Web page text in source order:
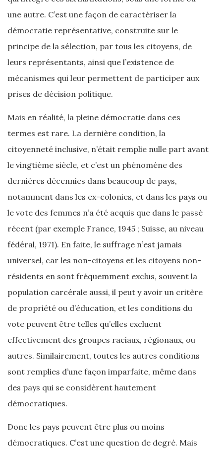
une autre. C’est une façon de caractériser la
démocratie représentative, construite sur le
principe de la sélection, par tous les citoyens, de
leurs représentants, ainsi que l’existence de
mécanismes qui leur permettent de participer aux
prises de décision politique.
Mais en réalité, la pleine démocratie dans ces
termes est rare. La dernière condition, la
citoyenneté inclusive, n’était remplie nulle part avant
le vingtième siècle, et c’est un phénomène des
dernières décennies dans beaucoup de pays,
notamment dans les ex-colonies, et dans les pays ou
le vote des femmes n’a été acquis que dans le passé
récent (par exemple France, 1945 ; Suisse, au niveau
fédéral, 1971). En faite, le suffrage n’est jamais
universel, car les non-citoyens et les citoyens non-
résidents en sont fréquemment exclus, souvent la
population carcérale aussi, il peut y avoir un critère
de propriété ou d’éducation, et les conditions du
vote peuvent être telles qu’elles excluent
effectivement des groupes raciaux, régionaux, ou
autres. Similairement, toutes les autres conditions
sont remplies d’une façon imparfaite, même dans
des pays qui se considèrent hautement
démocratiques.
Donc les pays peuvent être plus ou moins
démocratiques. C’est une question de degré. Mais